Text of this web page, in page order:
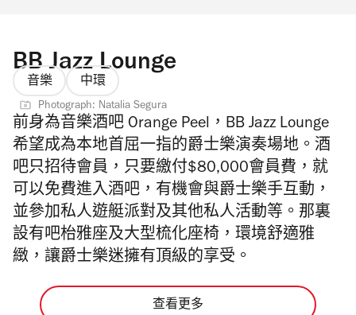
BB Jazz Lounge
音樂 中環
Photograph: Natalia Segura
前身為音樂酒吧 Orange Peel，BB Jazz Lounge
希望成為本地首屈一指的爵士樂演奏場地。酒
吧只招待會員，只要繳付$80,000會員費，就
可以免費進入酒吧，有機會與爵士樂手互動，
並參加私人遊艇派對及其他私人活動等。那裏
設有吧枱雅座及大型梳化座椅，環境舒適雅
緻，讓爵士樂迷擁有頂級的享受。
查看更多